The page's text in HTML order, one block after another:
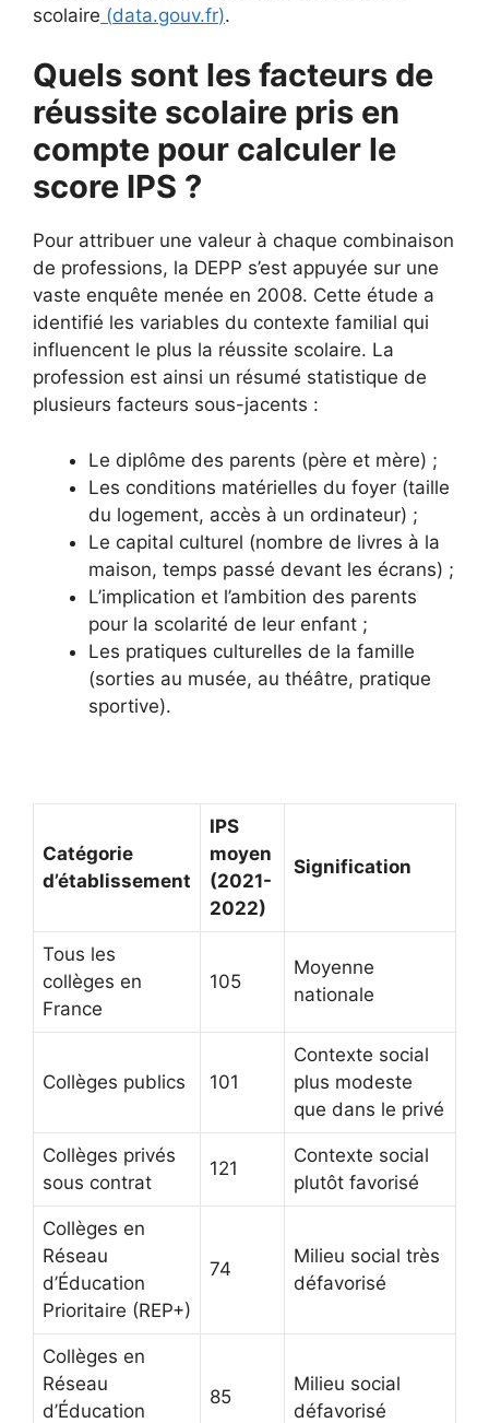
scolaire (data.gouv.fr).
Quels sont les facteurs de
réussite scolaire pris en
compte pour calculer le
score IPS ?
Pour attribuer une valeur à chaque combinaison
de professions, la DEPP s’est appuyée sur une
vaste enquête menée en 2008. Cette étude a
identifié les variables du contexte familial qui
influencent le plus la réussite scolaire. La
profession est ainsi un résumé statistique de
plusieurs facteurs sous-jacents :
Le diplôme des parents (père et mère) ;
Les conditions matérielles du foyer (taille
du logement, accès à un ordinateur) ;
Le capital culturel (nombre de livres à la
maison, temps passé devant les écrans) ;
L’implication et l’ambition des parents
pour la scolarité de leur enfant ;
Les pratiques culturelles de la famille
(sorties au musée, au théâtre, pratique
sportive).
Catégorie
d’établissement
IPS
moyen
(2021-
2022)
Signification
Tous les
collèges en
France
105
Moyenne
nationale
Collèges publics 101
Contexte social
plus modeste
que dans le privé
Collèges privés
sous contrat
121
Contexte social
plutôt favorisé
Collèges en
Réseau
d’Éducation
Prioritaire (REP+)
74
Milieu social très
défavorisé
Collèges en
Réseau
d’Éducation
85
Milieu social
défavorisé